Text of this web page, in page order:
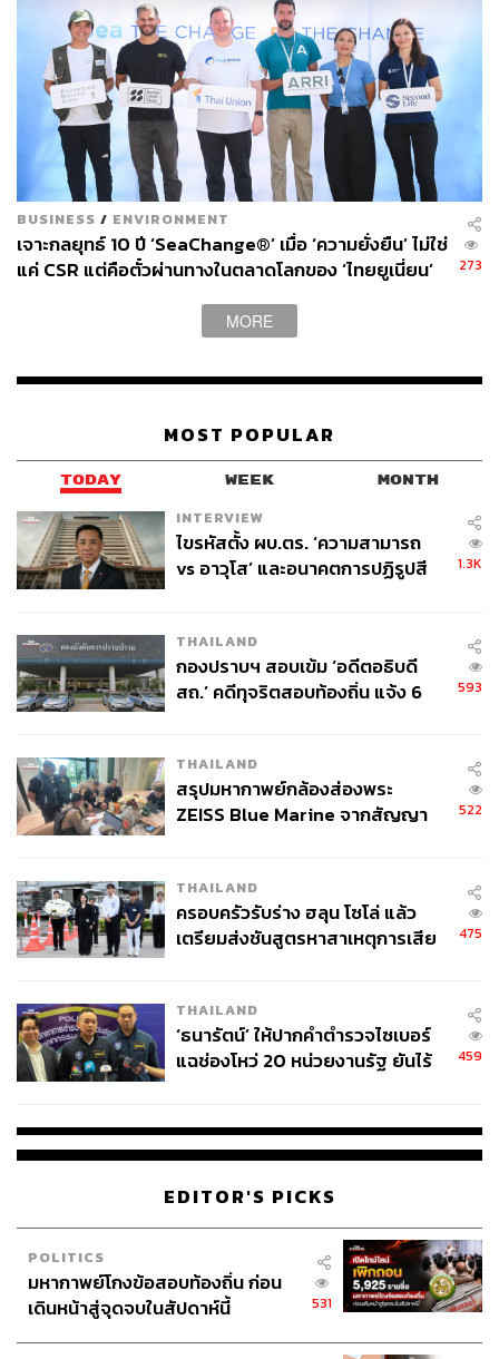
BUSINESS / ENVIRONMENT
เจาะกลยุทธ์ 10 ปี ‘SeaChange®’ เมื่อ ‘ความยั่งยืน’ ไม่ใช่
แค่ CSR แต่คือตั๋วผ่านทางในตลาดโลกของ ‘ไทยยูเนี่ยน’
273
MORE
MOST POPULAR
TODAY WEEK MONTH
INTERVIEW
ไขรหัสตั้ง ผบ.ตร. ‘ความสามารถ
vs อาวุโส’ และอนาคตการปฏิรูปสี
1.3K
THAILAND
กองปราบฯ สอบเข้ม ‘อดีตอธิบดี
สถ.’ คดีทุจริตสอบท้องถิ่น แจ้ง 6
593
THAILAND
สรุปมหากาพย์กล้องส่องพระ
ZEISS Blue Marine จากสัญญา
จ่ายหนี้-แอบระบุแบรนด์
522
THAILAND
ครอบครัวรับร่าง ฮลุน โซโล่ แล้ว
เตรียมส่งชันสูตรหาสาเหตุการเสีย
475
THAILAND
‘ธนารัตน์’ ให้ปากคำตำรวจไซเบอร์
แฉช่องโหว่ 20 หน่วยงานรัฐ ยันไร้
459
EDITOR'S PICKS
POLITICS
มหากาพย์โกงข้อสอบท้องถิ่น ก่อน
เดินหน้าสู่จุดจบในสัปดาห์นี้
531